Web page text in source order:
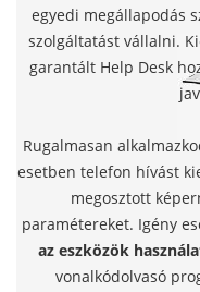
egyedi megállapodás
szolgáltatást vállalni.
garantált Help Desk
Rugalmasan
esetben telefon hívást
megosztott
paramétereket. Igény
az eszközök
vonalkódolvasó